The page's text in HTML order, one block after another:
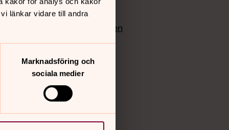
länkar vidare till andra
Marknadsföring och
sociala medier
Instagram
Vimeo
Bloggportalen